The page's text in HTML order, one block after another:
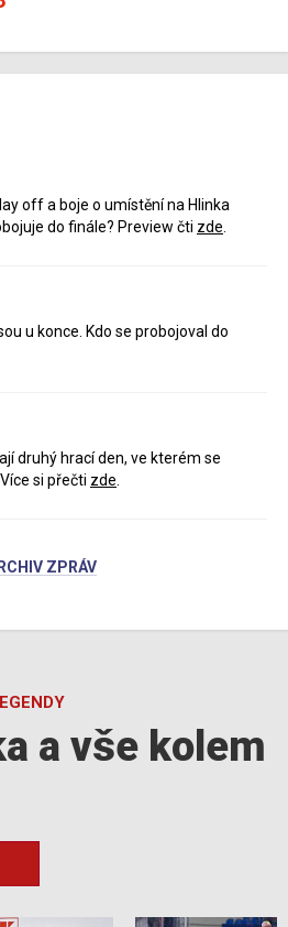
off a boje o umístění na Hlinka
do finále? Preview čti zde
u konce. Kdo se probojoval do
druhý hrací den, ve kterém se
si přečti zde
ZPRÁV
a vše kolem